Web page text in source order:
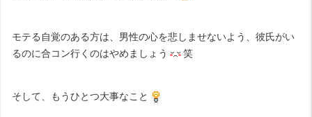
モテる自覚のある方は、男性の心を悲しませないよう、彼氏がい
るのに合コン行くのはやめましょう
笑
そして、もうひとつ大事なこと